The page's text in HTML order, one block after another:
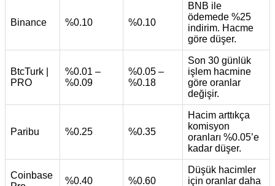
Binance %0.10 %0.10
BNB ile
ödemede %25
indirim. Hacme
göre düşer.
BtcTurk |
PRO
%0.01 –
%0.09
%0.05 –
%0.18
Son 30 günlük
işlem hacmine
göre oranlar
değişir.
Paribu %0.25 %0.35
Hacim arttıkça
komisyon
oranları %0.05’e
kadar düşer.
Coinbase
%0.40 %0.60
Düşük hacimler
için oranlar daha